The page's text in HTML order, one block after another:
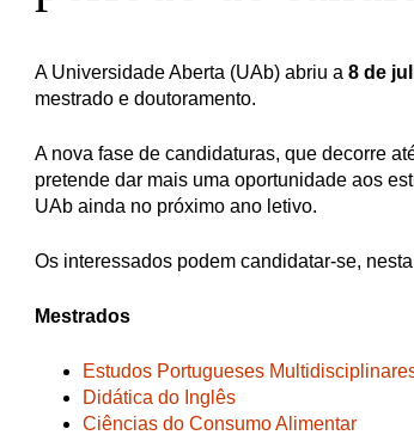
A Universidade Aberta (UAb) abriu a 8 de
mestrado e doutoramento.
A nova fase de candidaturas, que decorre
pretende dar mais uma oportunidade aos
UAb ainda no próximo ano letivo.
Os interessados podem candidatar-se,
Mestrados
Estudos Portugueses
Didática do Inglês
Ciências do Consumo Alimentar